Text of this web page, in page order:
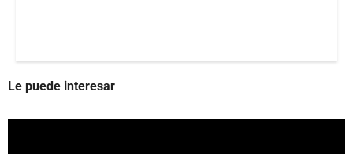
Le puede interesar